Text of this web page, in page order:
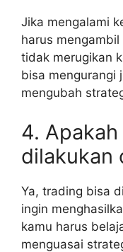
Jika mengalami
harus
tidak merugikan
bisa mengurangi
mengubah
4.
dilakukan
Ya, trading bisa
ingin
kamu harus
menguasai